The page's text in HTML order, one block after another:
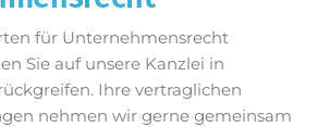
für Unternehmensrecht
Sie auf unsere Kanzlei in
Ihre vertraglichen
nehmen wir gerne gemeinsam